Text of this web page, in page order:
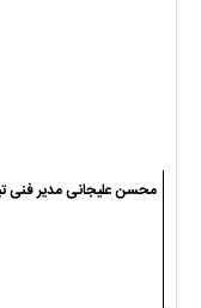
محسن علیجانی مدیر فنی